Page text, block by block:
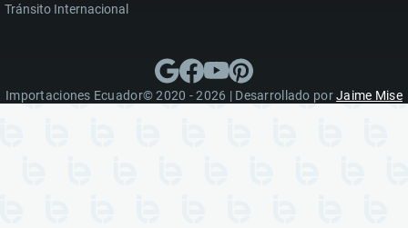
Tránsito Internacional
Importaciones Ecuador© 2020 - 2026 | Desarrollado porJaime Mise